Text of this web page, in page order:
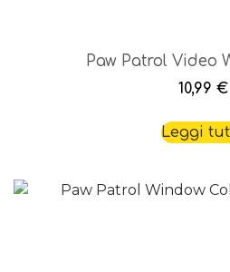
Paw Patrol Video
10,99 €
Leggi